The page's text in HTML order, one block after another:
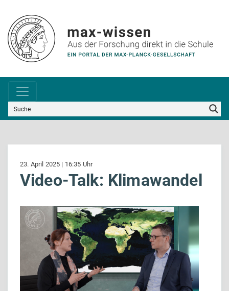
23. April 2025 | 16:35 Uhr
Video-Talk: Klimawandel